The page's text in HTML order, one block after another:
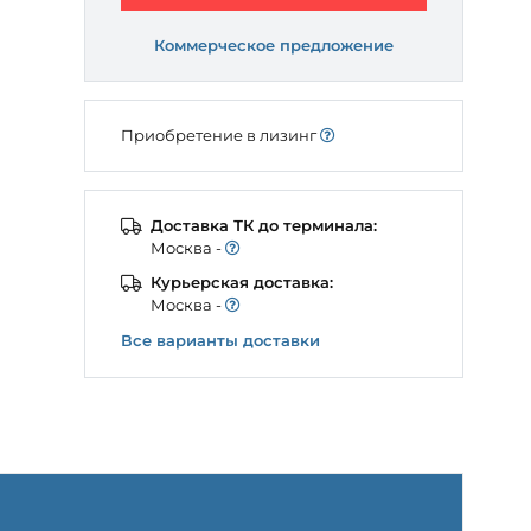
Коммерческое предложение
Приобретение в лизинг
Доставка ТК до терминала:
Моcква -
Курьерская доставка:
Моcква -
Все варианты доставки